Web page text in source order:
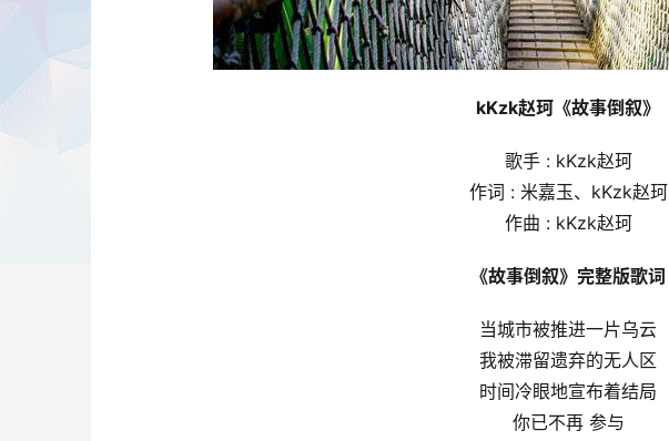
kKzk赵珂《故事倒叙》
歌手 : kKzk赵珂
作词 : 米嘉玉、kKzk赵珂
作曲 : kKzk赵珂
《故事倒叙》完整版歌词
当城市被推进一片乌云
我被滞留遗弃的无人区
时间冷眼地宣布着结局
你已不再 参与